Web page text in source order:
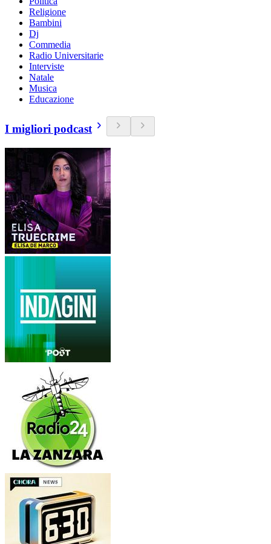
Religione
Bambini
Dj
Commedia
Radio Universitarie
Interviste
Natale
Musica
Educazione
I migliori podcast